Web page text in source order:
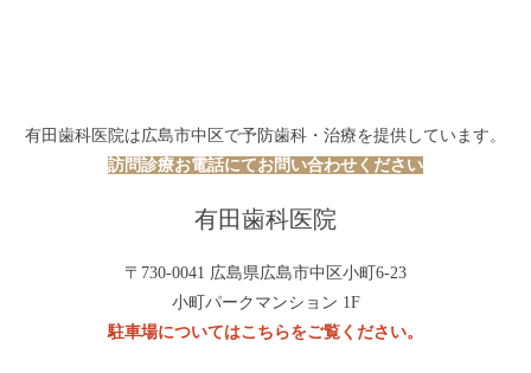
有田歯科医院は広島市中区で予防歯科・治療を提供しています。
訪問診療お電話にてお問い合わせください
有田歯科医院
〒730-0041 広島県広島市中区小町6-23
小町パークマンション 1F
駐車場についてはこちらをご覧ください。